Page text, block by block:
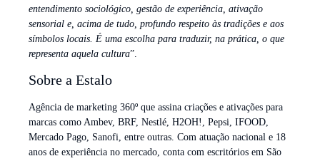
entendimento sociológico, gestão de experiência, ativação
sensorial e, acima de tudo, profundo respeito às tradições e aos
símbolos locais. É uma escolha para traduzir, na prática, o que
representa aquela cultura”.
Sobre a Estalo
Agência de marketing 360º que assina criações e ativações para
marcas como Ambev, BRF, Nestlé, H2OH!, Pepsi, IFOOD,
Mercado Pago, Sanofi, entre outras. Com atuação nacional e 18
anos de experiência no mercado, conta com escritórios em São